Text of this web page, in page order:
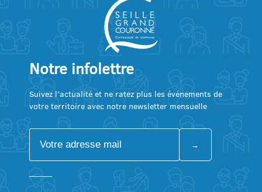
Notre infolettre
Suivez l’actualité et ne ratez plus les événements de
votre territoire avec notre newsletter mensuelle